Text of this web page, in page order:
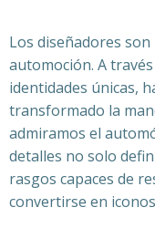
Los diseñadores
automoción. A
identidades únicas,
transformado la
admiramos el
detalles no solo
rasgos capaces de
convertirse en